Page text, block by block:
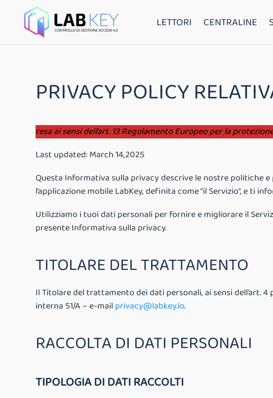
LETTORI CENTRALINE
PRIVACY POLICY
resa ai sensi dell’art. 13 Regolamento Europeo per la
Last updated: March 14,2025
Questa Informativa sulla privacy descrive le nostre politiche
l’applicazione mobile LabKey, definita come “il Servizio”, e ti
Utilizziamo i tuoi dati personali per fornire e migliorare il
presente Informativa sulla privacy.
TITOLARE DEL TRATTAMENTO
Il Titolare del trattamento dei dati personali, ai sensi dell’art. 4
interna 51/A – e-mail privacy@labkey.io.
RACCOLTA DI DATI PERSONALI
TIPOLOGIA DI DATI RACCOLTI